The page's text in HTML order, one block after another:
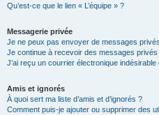
Qu’est-ce que le lien « L’équipe » ?
Messagerie privée
Je ne peux pas envoyer de messages
Je continue à recevoir des messages privés
J’ai reçu un courrier électronique
Amis et ignorés
À quoi sert ma liste d’amis et d’ignorés ?
Comment puis-je ajouter ou supprimer des